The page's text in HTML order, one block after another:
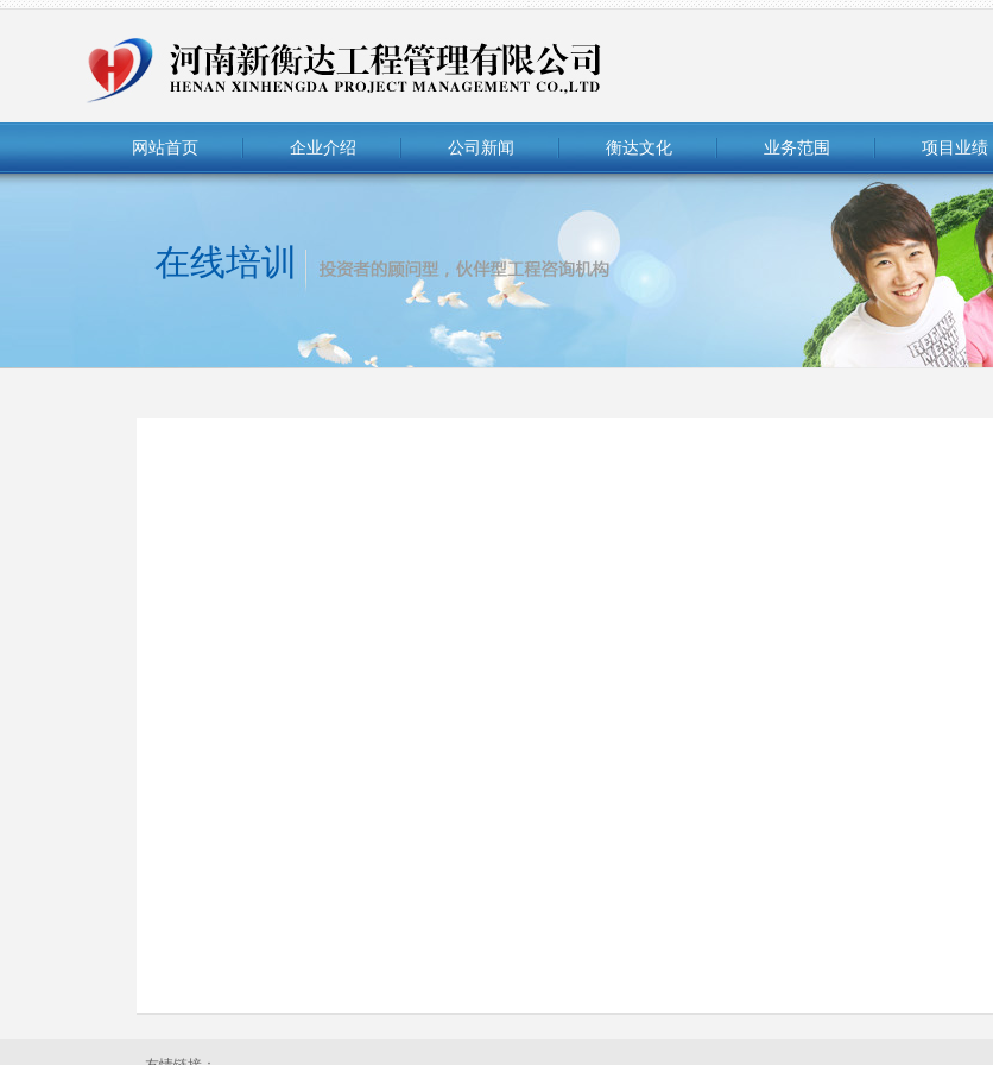
网站首页 企业介绍 公司新闻 衡达文化 业务范围 项目业绩
在线培训